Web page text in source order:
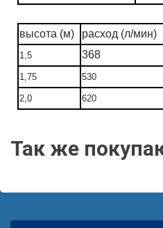
высота (м) расход (л/мин)
1,5 368
1,75 530
2,0 620
Так же